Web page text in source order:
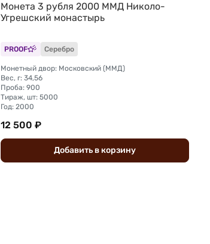
Монета 3 рубля 2000 ММД Николо-
Угрешский монастырь
PROOF Серебро
Монетный двор: Московский (ММД)
Вес, г: 34,56
Проба: 900
Тираж, шт: 5000
Год: 2000
12 500 ₽
Добавить вкорзину